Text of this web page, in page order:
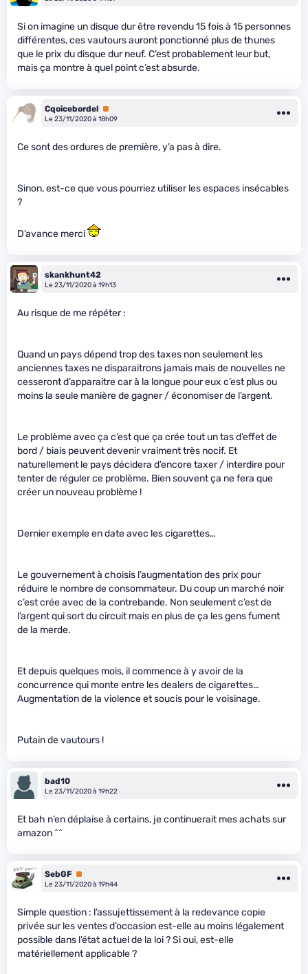
Si on imagine un disque dur être revendu 15 fois à 15 personnes
différentes, ces vautours auront ponctionné plus de thunes
que le prix du disque dur neuf. C’est probablement leur but,
mais ça montre à quel point c’est absurde.
Cqoicebordel Premium
Le 23/11/2020 à 18h09
Ce sont des ordures de première, y’a pas à dire.
Sinon, est-ce que vous pourriez utiliser les espaces insécables
?
D’avance merci
skankhunt42
Le 23/11/2020 à 19h13
Au risque de me répéter :
Quand un pays dépend trop des taxes non seulement les
anciennes taxes ne disparaitrons jamais mais de nouvelles ne
cesseront d’apparaitre car à la longue pour eux c’est plus ou
moins la seule manière de gagner / économiser de l’argent.
Le problème avec ça c’est que ça crée tout un tas d’effet de
bord / biais peuvent devenir vraiment très nocif. Et
naturellement le pays décidera d’encore taxer / interdire pour
tenter de réguler ce problème. Bien souvent ça ne fera que
créer un nouveau problème !
Dernier exemple en date avec les cigarettes…
Le gouvernement à choisis l’augmentation des prix pour
réduire le nombre de consommateur. Du coup un marché noir
c’est crée avec de la contrebande. Non seulement c’est de
l’argent qui sort du circuit mais en plus de ça les gens fument
de la merde.
Et depuis quelques mois, il commence à y avoir de la
concurrence qui monte entre les dealers de cigarettes…
Augmentation de la violence et soucis pour le voisinage.
Putain de vautours !
bad10
Le 23/11/2020 à 19h22
Et bah n’en déplaise à certains, je continuerait mes achats sur
amazon ^^
SebGF Premium
Le 23/11/2020 à 19h44
Simple question : l’assujettissement à la redevance copie
privée sur les ventes d’occasion est-elle au moins légalement
possible dans l’état actuel de la loi ? Si oui, est-elle
matériellement applicable ?